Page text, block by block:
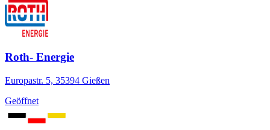
Roth- Energie
Europastr. 5, 35394 Gießen
Geöffnet